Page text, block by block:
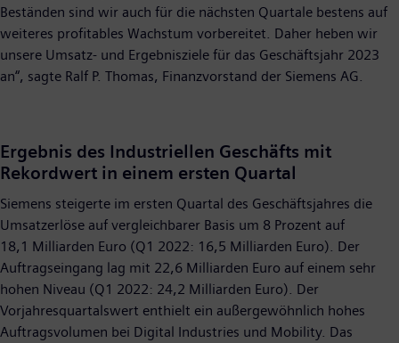
Beständen sind wir auch für die nächsten Quartale bestens auf
weiteres profitables Wachstum vorbereitet. Daher heben wir
unsere Umsatz- und Ergebnisziele für das Geschäftsjahr 2023
an“, sagte Ralf P. Thomas, Finanzvorstand der Siemens AG.
Ergebnis des Industriellen Geschäfts mit
Rekordwert in einem ersten Quartal
Siemens steigerte im ersten Quartal des Geschäftsjahres die
Umsatzerlöse auf vergleichbarer Basis um 8 Prozent auf
18,1 Milliarden Euro (Q1 2022: 16,5 Milliarden Euro). Der
Auftragseingang lag mit 22,6 Milliarden Euro auf einem sehr
hohen Niveau (Q1 2022: 24,2 Milliarden Euro). Der
Vorjahresquartalswert enthielt ein außergewöhnlich hohes
Auftragsvolumen bei Digital Industries und Mobility. Das